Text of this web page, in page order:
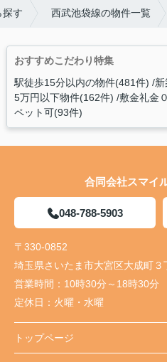
探す 西武池袋線の物件一覧
おすすめこだわり特集
駅徒歩15分以内の物件(481件) 新
5万円以下物件(162件) 敷金礼金
ペット可(93件)
合同会社スマイ
048-788-5903
〒330-0852
埼玉県さいたま市大宮区大成町３
営業時間： 10時30分～18時30分
定休日： 火曜・水曜
トップページ